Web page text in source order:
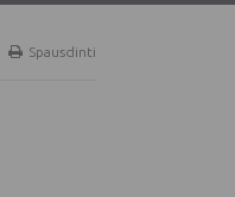
Spausdinti